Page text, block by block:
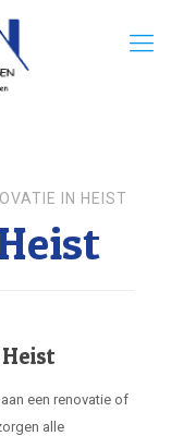
IN HEIST
een renovatie of
alle